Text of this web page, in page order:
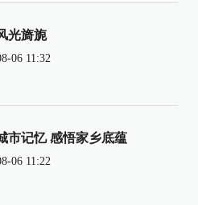
光旖旎
06 11:32
市记忆 感悟家乡底蕴
06 11:22